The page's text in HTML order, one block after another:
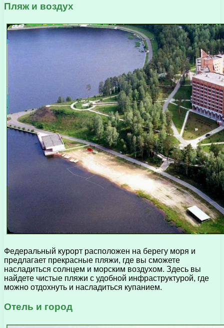
Пляж и воздух
Федеральный курорт расположен на берегу моря и
предлагает прекрасные пляжи, где вы сможете
насладиться солнцем и морским воздухом. Здесь вы
найдете чистые пляжи с удобной инфраструктурой, где
можно отдохнуть и насладиться купанием.
Отель и город